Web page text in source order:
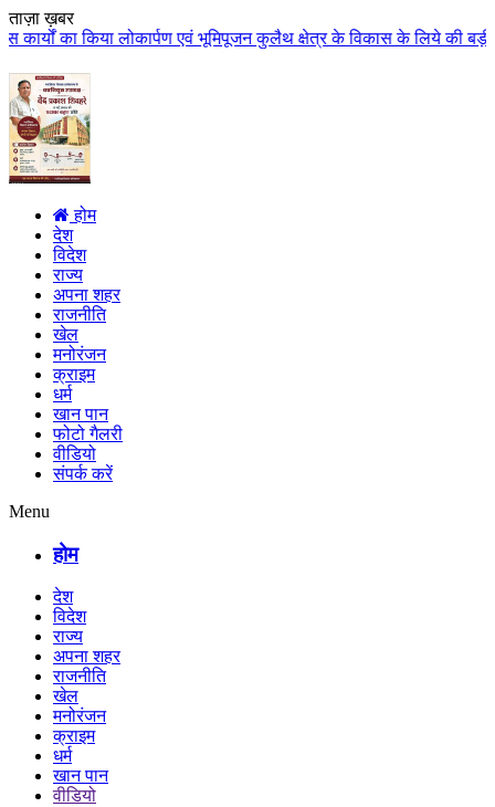
ताज़ा ख़बर
भूमिपूजन कुलैथ क्षेत्र के विकास के लिये की बड़ी-बड़ी सौगातों की
होम
देश
विदेश
राज्य
अपना शहर
राजनीति
खेल
मनोरंजन
क्राइम
धर्म
खान पान
फोटो गैलरी
वीडियो
संपर्क करें
Menu
होम
देश
विदेश
राज्य
अपना शहर
राजनीति
खेल
मनोरंजन
क्राइम
धर्म
खान पान
वीडियो